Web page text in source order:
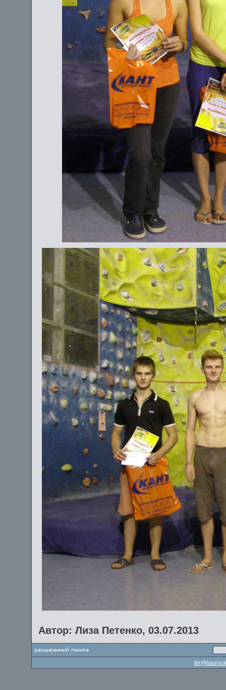
Автор: Лиза Петенко, 03.07.2013